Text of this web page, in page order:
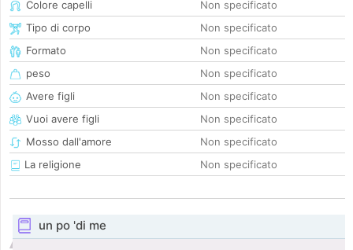
Colore capelli
Non specificato
Tipo di corpo
Non specificato
Formato
Non specificato
peso
Non specificato
Avere figli
Non specificato
Vuoi avere figli
Non specificato
Mosso dall'amore
Non specificato
La religione
Non specificato
un po 'di me